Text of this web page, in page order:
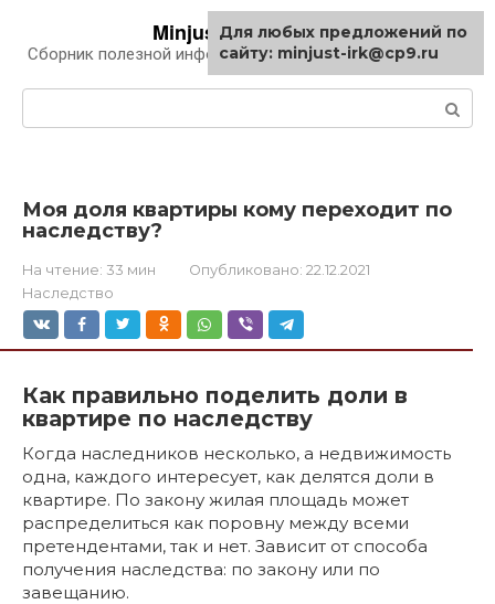
контенту
Minjust-irk.ru
Сборник полезной информации про автомобили
Моя доля квартиры кому переходит по
наследству?
На чтение: 33 мин Опубликовано: 22.12.2021
Наследство
Как правильно поделить доли в
квартире по наследству
Когда наследников несколько, а недвижимость
одна, каждого интересует, как делятся доли в
квартире. По закону жилая площадь может
распределиться как поровну между всеми
претендентами, так и нет. Зависит от способа
получения наследства: по закону или по
завещанию.
Для любых предложений по
сайту: minjust-irk@cp9.ru